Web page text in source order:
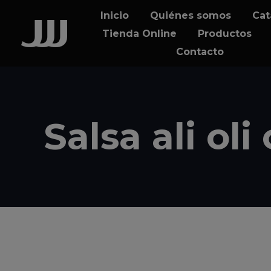
content
Inicio Quiénes somos
Tienda Online
Productos
Contacto
Salsa ali oli